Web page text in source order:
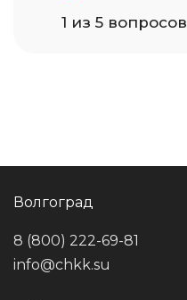
1 из 5 вопросов
Волгоград
8 (800) 222-69-81
info@chkk.su